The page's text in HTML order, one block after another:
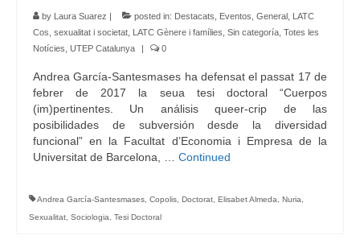
by Laura Suarez | posted in: Destacats Eventos General LATC
Cos, sexualitat i societat LATC Gènere i famílies Sin categoría Totes les
Notícies UTEP Catalunya | 0
Andrea García-Santesmases ha defensat el passat 17 de
febrer de 2017 la seua tesi doctoral “Cuerpos
(im)pertinentes. Un análisis queer-crip de las
posibilidades de subversión desde la diversidad
funcional” en la Facultat d’Economia i Empresa de la
Universitat de Barcelona, … Continued
Andrea García-Santesmases Copolis Doctorat Elisabet Almeda Nuria
Sexualitat Sociologia Tesi Doctoral